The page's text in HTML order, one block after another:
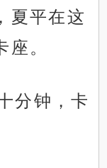
夏平在这
。
分钟，卡